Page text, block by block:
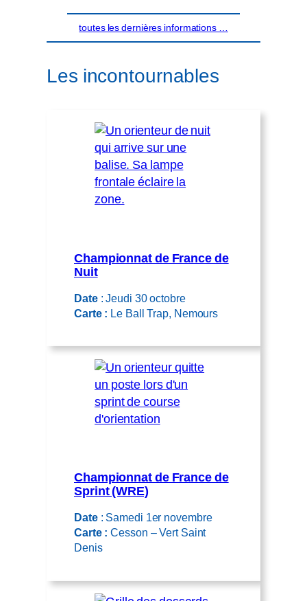
toutes les dernières informations …
Les incontournables
Championnat de France de
Nuit
Date : Jeudi 30 octobre
Carte : Le Ball Trap, Nemours
Championnat de France de
Sprint (WRE)
Date : Samedi 1er novembre
Carte : Cesson – Vert Saint
Denis